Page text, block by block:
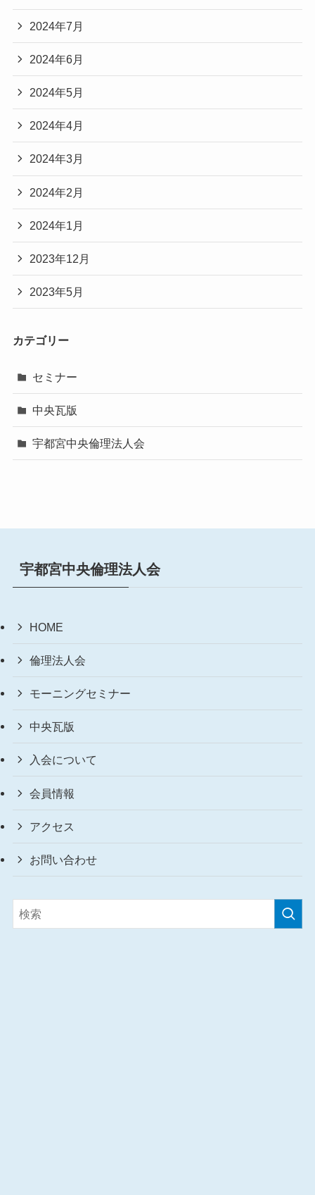
2024年7月
2024年6月
2024年5月
2024年4月
2024年3月
2024年2月
2024年1月
2023年12月
2023年5月
カテゴリー
セミナー
中央瓦版
宇都宮中央倫理法人会
宇都宮中央倫理法人会
HOME
倫理法人会
モーニングセミナー
中央瓦版
入会について
会員情報
アクセス
お問い合わせ